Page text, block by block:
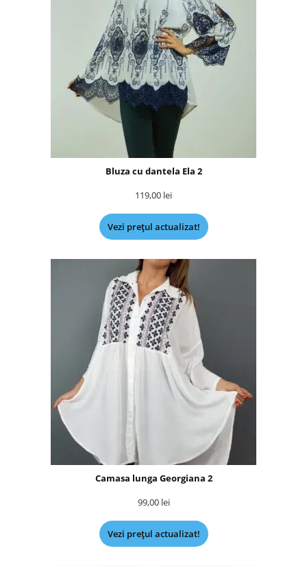
Bluza cu dantela Ela 2
119,00 lei
Vezi prețul actualizat!
Camasa lunga Georgiana 2
99,00 lei
Vezi prețul actualizat!